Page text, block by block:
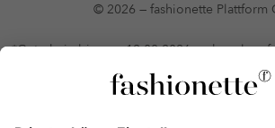
© 2026 — fashionette Plattform
*Gutschein bis zum 12.08.2026 mehrmals
fashionette.at/selected-styles anwendbar. Es
§9 festgelegten